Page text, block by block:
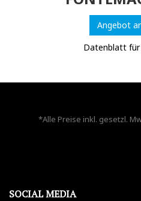
Angebot
Datenblatt
*Alle Preise inkl. gesetzl.
SOCIAL MEDIA